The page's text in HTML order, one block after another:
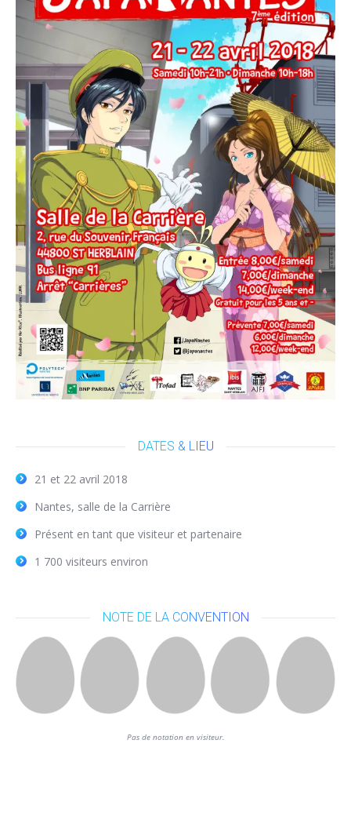
DATES & LIEU
21 et 22 avril 2018
Nantes, salle de la Carrière
Présent en tant que visiteur et partenaire
1 700 visiteurs environ
NOTE DE LA CONVENTION
Pas de notation en visiteur.